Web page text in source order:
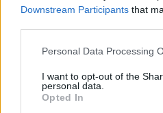
Downstream Participants that
Please note that this website/
not limited to your visit or usage
grant or deny consent to
use your data for below
Personal Data Processing
I want to opt-out of the
personal data.
Opted In
Új